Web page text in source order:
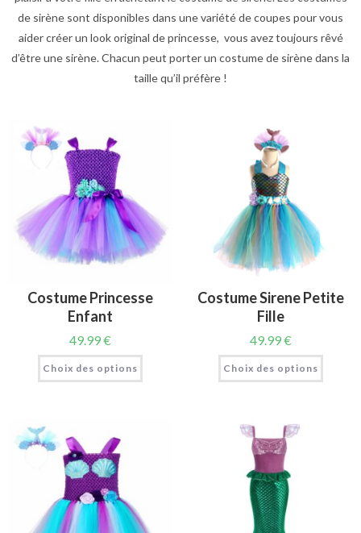
de sirène sont disponibles dans une variété de coupes pour vous
aider créer un look original de princesse, vous avez toujours rêvé
d’être une sirène. Chacun peut porter un costume de sirène dans la
taille qu’il préfère !
Costume Princesse
Enfant
49.99€
Choix des options
Costume Sirene Petite
Fille
49.99€
Choix des options